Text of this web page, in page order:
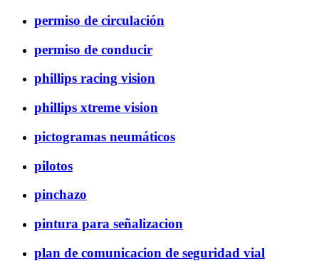
permiso de circulación
permiso de conducir
phillips racing vision
phillips xtreme vision
pictogramas neumáticos
pilotos
pinchazo
pintura para señalizacion
plan de comunicacion de seguridad vial